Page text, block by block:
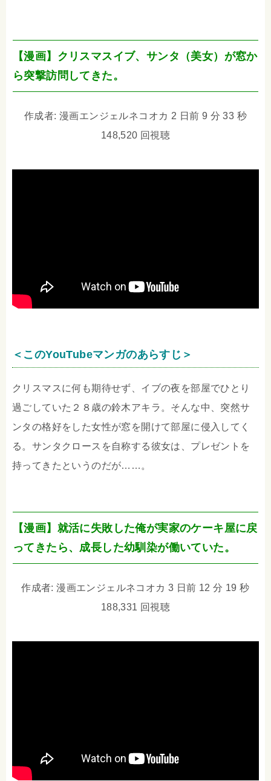
【漫画】クリスマスイブ、サンタ（美女）が窓か
ら突撃訪問してきた。
作成者: 漫画エンジェルネコオカ 2 日前 9 分 33 秒
148,520 回視聴
＜このYouTubeマンガのあらすじ＞
クリスマスに何も期待せず、イブの夜を部屋でひとり
過ごしていた２８歳の鈴木アキラ。そんな中、突然サ
ンタの格好をした女性が窓を開けて部屋に侵入してく
る。サンタクロースを自称する彼女は、プレゼントを
持ってきたというのだが……。
【漫画】就活に失敗した俺が実家のケーキ屋に戻
ってきたら、成長した幼馴染が働いていた。
作成者: 漫画エンジェルネコオカ 3 日前 12 分 19 秒
188,331 回視聴